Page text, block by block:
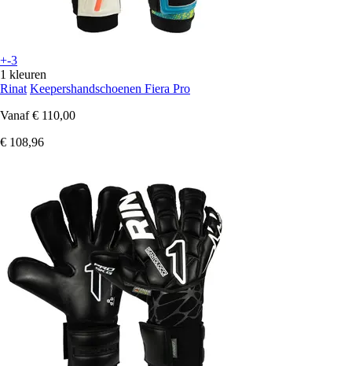
+-3
1 kleuren
Rinat Keepershandschoenen Fiera Pro
Vanaf € 110,00
€ 108,96